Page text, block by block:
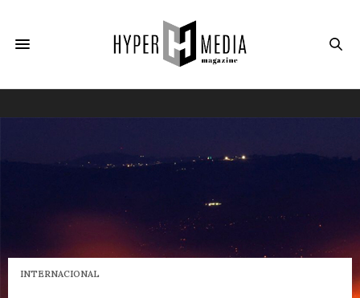
INTERNACIONAL